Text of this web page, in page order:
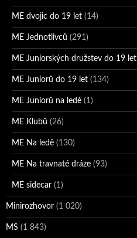
ME dvojic do 19 let (14)
ME Jednotlivců (291)
ME Juniorských družstev do 19 let
ME Juniorů do 19 let (134)
ME Juniorů na ledě (1)
ME Klubů (26)
ME Na ledě (130)
ME Na travnaté dráze (93)
ME sidecar (1)
Minirozhovor (1 020)
MS (1 843)